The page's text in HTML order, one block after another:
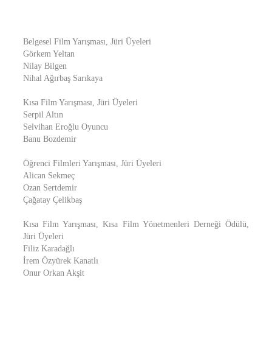
Belgesel Film Yarışması, Jüri Üyeleri
Görkem Yeltan
Nilay Bilgen
Nihal Ağırbaş Sarıkaya
Kısa Film Yarışması, Jüri Üyeleri
Serpil Altın
Selvihan Eroğlu Oyuncu
Banu Bozdemir
Öğrenci Filmleri Yarışması, Jüri Üyeleri
Alican Sekmeç
Ozan Sertdemir
Çağatay Çelikbaş
Kısa Film Yarışması, Kısa Film Yönetmenleri Derneği Ödülü,
Jüri Üyeleri
Filiz Karadağlı
İrem Özyürek Kanatlı
Onur Orkan Akşit